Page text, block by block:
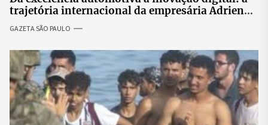
trajetória internacional da empresária Adriene
GAZETA SÃO PAULO